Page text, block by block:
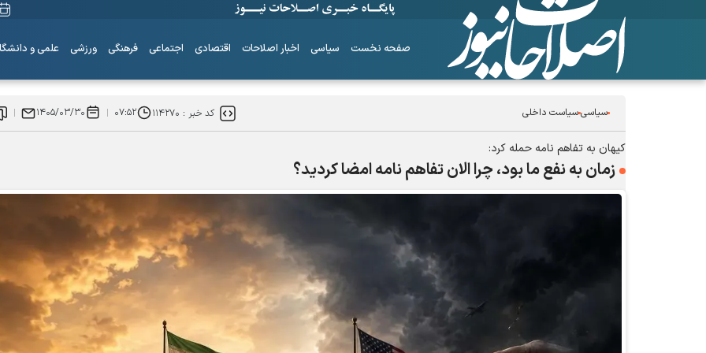
صفحه نخست سیاسی اخبار اصلاحات اقتصادی اجتماعی فرهنگی ورزشی علمی و
سیاسیسیاست داخلی کد خبر : ۱۱۴۲۷۰ ۰۷:۵۲ ۱۴۰۵/۰۳/۳۰
کیهان به تفاهم نامه حمله کرد:
زمان به نفع ما بود، چرا الان تفاهم نامه امضا کردید؟
ساز‌های همیشه ناکوک!